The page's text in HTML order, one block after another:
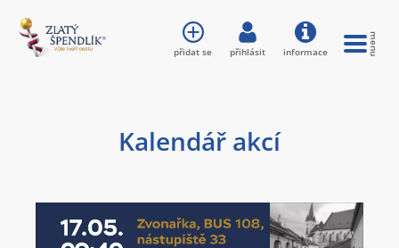
Kalendář akcí
přidat se přihlásit informace